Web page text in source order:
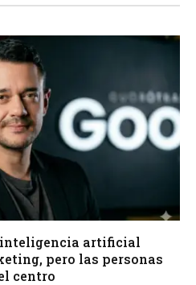
inteligencia artificial
pero las personas
centro